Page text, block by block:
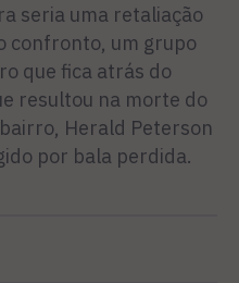
seria uma retaliação
confronto, um grupo
que fica atrás do
resultou na morte do
Herald Peterson
por bala perdida.